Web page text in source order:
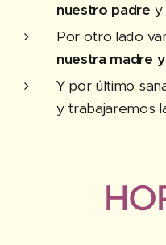
nuestro padre y
Por otro lado
nuestra madre
Y por último
y trabajaremos